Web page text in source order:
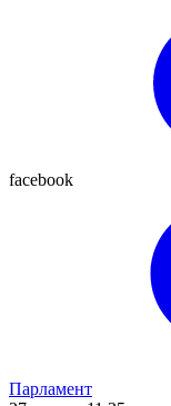
facebook
Парламент